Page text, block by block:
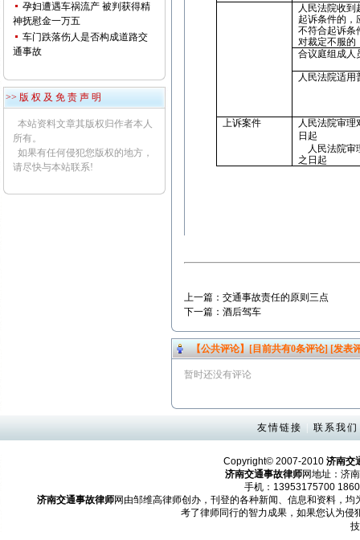
孕妇遭遇车祸流产 被判获得精
神抚慰金一万五
车门跌落伤人是否构成道路交
通事故
>> 版 权 及 免 责 声 明
本站资料文章其版权归作者本人
所有。
如果有任何侵犯您版权的地方，
请尽快与本站联系!
人民法院收
起诉条件的，
不符合起诉条
对裁定不服的
合议庭组成人
人民法院适
上诉案件
人民法院审
日起
人民法院审
之日起
上一篇： 交通事故责任的原则三点
下一篇： 酒后驾车
【公共评论】[目前共有0条评论][发表
暂时还没有评论
友情链接 联系我们
Copyright© 2007-2010 济南交
济南交通事故律师网地址：济
手机：13953175700
济南交通事故律师网由邹维高律师创办，刊登的各种新闻、信息和资料，均
考了律师同行的智力成果，如果您认为侵